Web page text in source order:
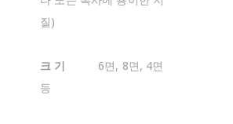
질)
크 기
6면, 8면, 4면
등